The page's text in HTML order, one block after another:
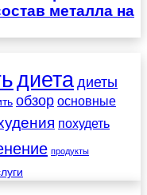
металла на
диета диеты
обзор основные
похудеть
продукты